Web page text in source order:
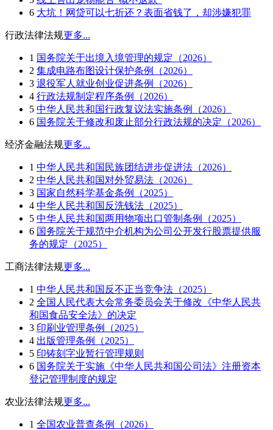
6 大坑！网贷可以七折还？表面省钱了，却涉嫌犯罪
行政法律法规更多...
1 国务院关于出境入境管理的规定（2026）
2 集成电路布图设计保护条例（2026）
3 退役军人就业创业促进条例（2026）
4 行政法规制定程序条例（2026）
5 中华人民共和国行政复议法实施条例（2026）
6 国务院关于修改和废止部分行政法规的决定（2026）
经济金融法规更多...
1 中华人民共和国民族团结进步促进法（2026）
2 中华人民共和国对外贸易法（2026）
3 国家自然科学基金条例（2025）
4 中华人民共和国反洗钱法（2025）
5 中华人民共和国两用物项出口管制条例（2025）
6 国务院关于规范中介机构为公司公开发行股票提供服
务的规定（2025）
工商法律法规更多...
1 中华人民共和国反不正当竞争法（2025）
2 全国人民代表大会常务委员会关于修改《中华人民共
和国食品安全法》的决定
3 印刷业管理条例（2025）
4 出版管理条例（2025）
5 印铸刻字业暂行管理规则
6 国务院关于实施《中华人民共和国公司法》注册资本
登记管理制度的规定
农业法律法规更多...
1 全国农业普查条例（2026）